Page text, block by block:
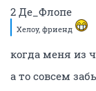
2 Де_Флопе
Хелоу, фриенд
когда меня из
а то совсем